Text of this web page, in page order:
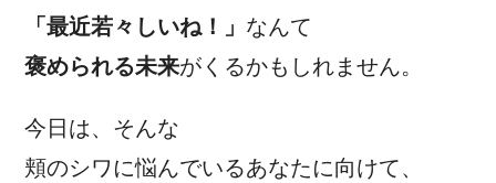
「最近若々しいね！」 なんて
褒められる未来がくるかもしれません。
今日は、そんな
頬のシワに悩んでいるあなたに向けて、